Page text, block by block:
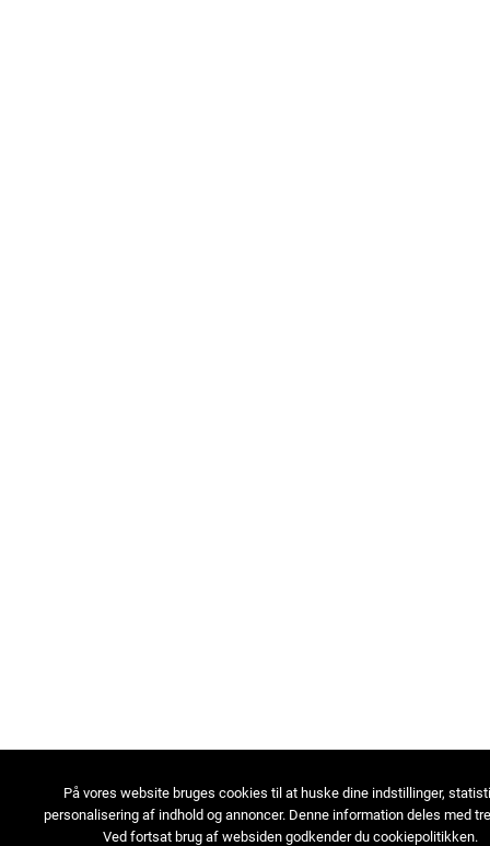
På vores website bruges cookies til at huske dine indstillinger,
personalisering af indhold og annoncer. Denne information deles med
Ved fortsat brug af websiden godkender du cookiepolitikken.